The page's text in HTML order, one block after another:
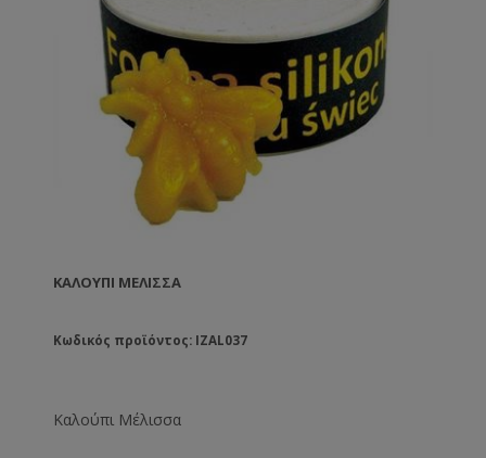
ΚΑΛΟΎΠΙ ΜΈΛΙΣΣΑ
Κωδικός προϊόντος: IZAL037
Καλούπι Μέλισσα